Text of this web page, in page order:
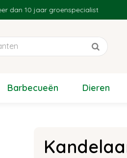
10 jaar groenspecialist
Barbecueën Dieren